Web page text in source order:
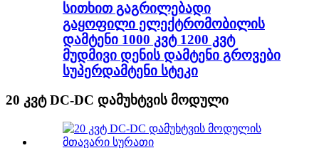
სითხით გაგრილებადი
გაყოფილი ელექტრომობილის
დამტენი 1000 კვტ 1200 კვტ
მუდმივი დენის დამტენი გროვები
სუპერდამტენი სტეკი
20 კვტ DC-DC დამუხტვის მოდული